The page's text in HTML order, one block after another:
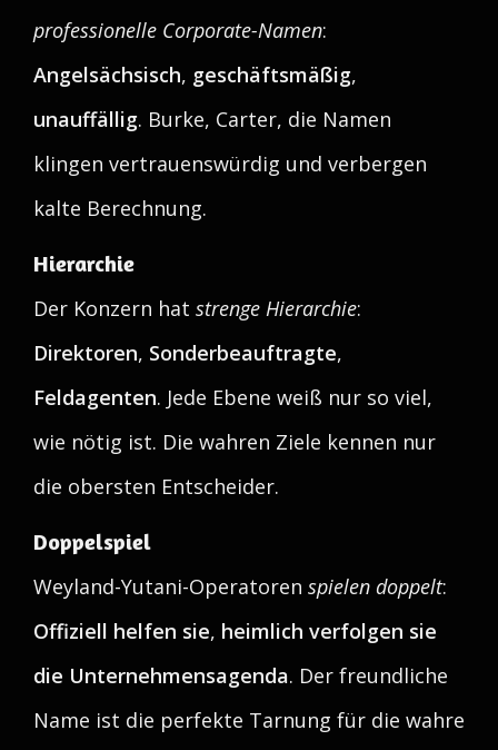
professionelle Corporate-Namen:
Angelsächsisch, geschäftsmäßig,
unauffällig. Burke, Carter, die Namen
klingen vertrauenswürdig und verbergen
kalte Berechnung.
Hierarchie
Der Konzern hat strenge Hierarchie:
Direktoren, Sonderbeauftragte,
Feldagenten. Jede Ebene weiß nur so viel,
wie nötig ist. Die wahren Ziele kennen nur
die obersten Entscheider.
Doppelspiel
Weyland-Yutani-Operatoren spielen doppelt:
Offiziell helfen sie, heimlich verfolgen sie
die Unternehmensagenda. Der freundliche
Name ist die perfekte Tarnung für die wahre